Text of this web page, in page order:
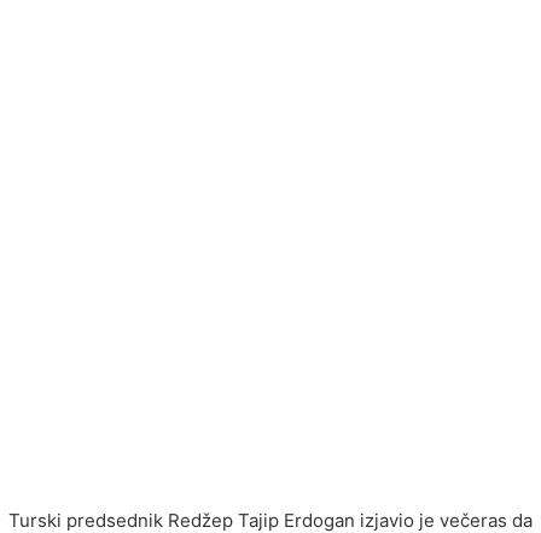
Turski predsednik Redžep Tajip Erdogan izjavio je večeras da